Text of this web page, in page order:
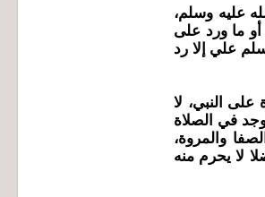
عليه وسلم،
ما ورد على
علي إلا رد
النبي، لا
في الصلاة
والمروة،
لا يحرم منه